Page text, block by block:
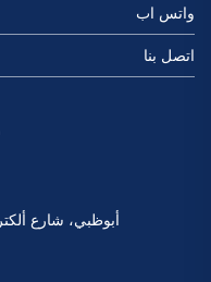
واتس اب
اتصل بنا
أبوظبي، شارع